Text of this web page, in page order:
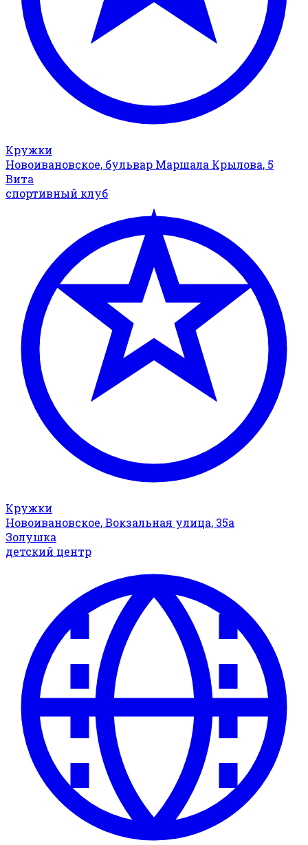
Кружки
Новоивановское, бульвар Маршала Крылова, 5
Вита
спортивный клуб
Кружки
Новоивановское, Вокзальная улица, 35а
Золушка
детский центр